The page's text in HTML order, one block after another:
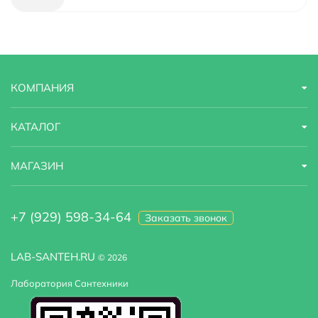
Высота 17 м
LAB-SANTEH.RU © 2026
Лаборатория Сантехники
КОМПАНИЯ
КАТАЛОГ
МАГАЗИН
+7 (929) 598-34-64 Заказать звонок